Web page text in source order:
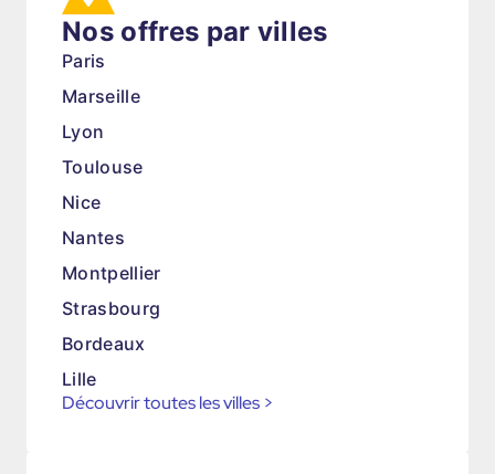
Nos offres par villes
Paris
Marseille
Lyon
Toulouse
Nice
Nantes
Montpellier
Strasbourg
Bordeaux
Lille
Découvrir toutes les villes >